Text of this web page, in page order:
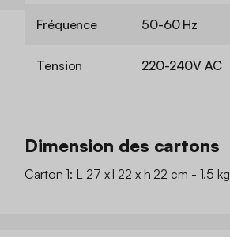
Fréquence 50-60 Hz
Tension 220-240V AC
Dimension des cartons
Carton 1: L 27 x l 22 x h 22 cm - 1.5 kg